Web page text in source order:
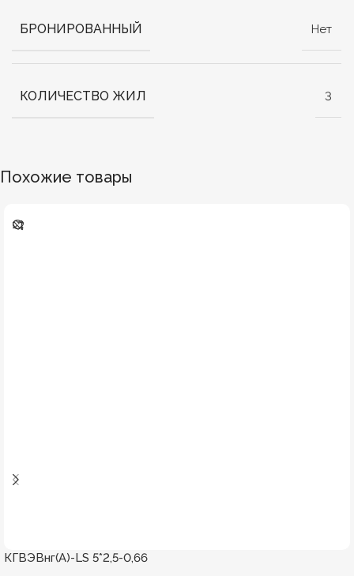
БРОНИРОВАННЫЙ Нет
КОЛИЧЕСТВО ЖИЛ 3
Похожие товары
КГВЭВнг(А)-LS 5*2,5-0,66